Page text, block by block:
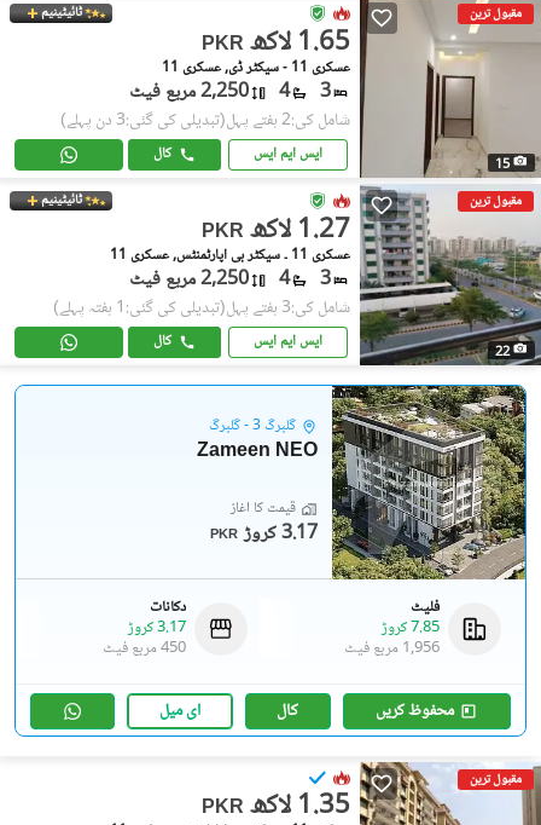
مقبول ترین
15
ٹائیٹینیم
PKR 1.65 لاکھ
عسکری 11 - سیکٹر ڈی, عسکری 11
3
4 2,250 مربع فیٹ
شامل کی:2 ہفتے پہل (تبدیلی کی گئی:3 دن پہلے)
ایس ایم ایس کال
مقبول ترین
22
ٹائیٹینیم
PKR 1.27 لاکھ
عسکری 11 ۔ سیکٹر بی اپارٹمنٹس, عسکری 11
3
4 2,250 مربع فیٹ
شامل کی:3 ہفتے پہل (تبدیلی کی گئی:1 ہفتہ پہلے)
ایس ایم ایس کال
گلبرگ 3 - گلبرگ
Zameen NEO
قیمت کا آغاز
PKR 3.17 کروڑ
فلیٹ
7.85 کروڑ
1,956 مربع فیٹ
دکانات
3.17 کروڑ
450 مربع فیٹ
محفوظ کریں کال ای میل
مقبول ترین
PKR 1.35 لاکھ